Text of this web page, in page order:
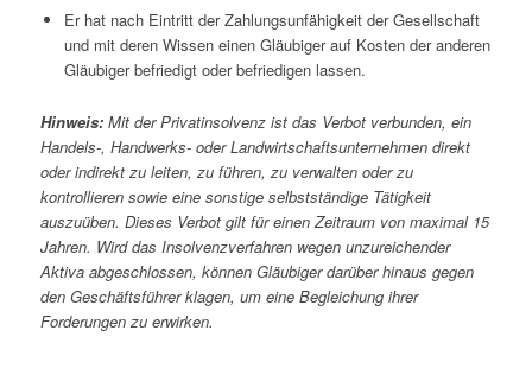
Er hat nach Eintritt der Zahlungsunfähigkeit der Gesellschaft
und mit deren Wissen einen Gläubiger auf Kosten der anderen
Gläubiger befriedigt oder befriedigen lassen.
Hinweis:Mit der Privatinsolvenz ist das Verbot verbunden, ein
Handels-, Handwerks- oder Landwirtschaftsunternehmen direkt
oder indirekt zu leiten, zu führen, zu verwalten oder zu
kontrollieren sowie eine sonstige selbstständige Tätigkeit
auszuüben. Dieses Verbot gilt für einen Zeitraum von maximal 15
Jahren. Wird das Insolvenzverfahren wegen unzureichender
Aktiva abgeschlossen, können Gläubiger darüber hinaus gegen
den Geschäftsführer klagen, um eine Begleichung ihrer
Forderungen zu erwirken.